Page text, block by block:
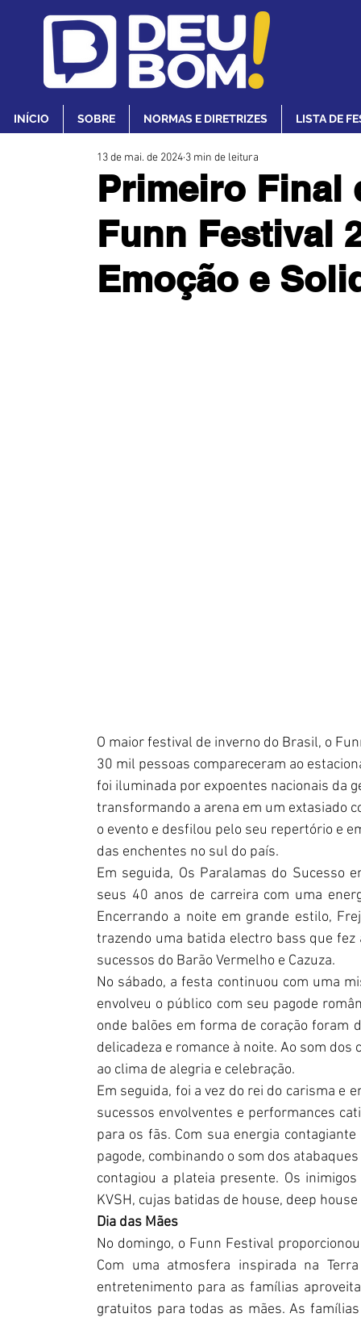
INÍCIO SOBRE NORMAS E DIRETRIZES LISTA DE
Primeiro Final
Funn Festival
Emoção e
13 de mai. de 2024 3 min de leitura
O maior festival de inverno do Brasil, o
30 mil pessoas compareceram ao
foi iluminada por expoentes nacionais da
transformando a arena em um extasiado
o evento e desfilou pelo seu repertório e
das enchentes no sul do país.
Em seguida, Os Paralamas do Sucesso
seus 40 anos de carreira com uma
Encerrando a noite em grande estilo,
trazendo uma batida electro bass que
sucessos do Barão Vermelho e Cazuza.
No sábado, a festa continuou com uma
envolveu o público com seu pagode
onde balões em forma de coração foram
delicadeza e romance à noite. Ao som
ao clima de alegria e celebração.
Em seguida, foi a vez do rei do carisma e
sucessos envolventes e performances
para os fãs. Com sua energia
pagode, combinando o som dos
contagiou a plateia presente. Os
KVSH, cujas batidas de house, deep
Dia das Mães
No domingo, o Funn Festival
Com uma atmosfera inspirada na
entretenimento para as famílias
gratuitos para todas as mães. As